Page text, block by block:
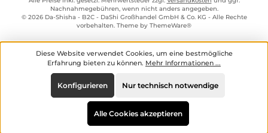
Nachnahmegebühren, wenn nicht anders angegeben.
© 2026 Da-Shisha - B2C - DaShi Großhandel GmbH & Co. KG - Alle Rechte
vorbehalten. Theme by ThemeWare®
Diese Website verwendet Cookies, um eine bestmögliche
Erfahrung bieten zu können. Mehr Informationen ...
Nur technisch notwendige
Konfigurieren
Alle Cookies akzeptieren